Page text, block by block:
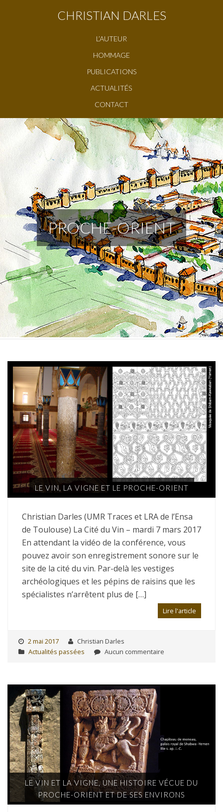
CHRISTIAN DARLES
L’AUTEUR
HOMMAGE
PUBLICATIONS
ACTUALITÉS
CONTACT
PROCHE-ORIENT
LE VIN, LA VIGNE ET LE PROCHE-ORIENT
Christian Darles (UMR Traces et LRA de l’Ensa
de Toulouse) La Cité du Vin – mardi 7 mars 2017
En attendant la vidéo de la conférence, vous
pouvez avoir son enregistrement sonore sur le
site de la cité du vin. Par-delà les vestiges
archéologiques et les pépins de raisins que les
spécialistes n’arrêtent plus de […]
Lire l'article
2 mai 2017
Christian Darles
Actualités passées
Aucun commentaire
LE VIN ET LA VIGNE, UNE HISTOIRE VÉCUE DU
PROCHE-ORIENT ET DE SES ENVIRONS